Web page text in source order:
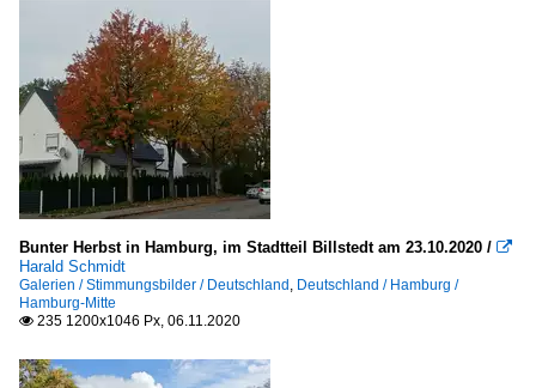
Bunter Herbst in Hamburg, im Stadtteil Billstedt am 23.10.2020 / 
Harald Schmidt
Galerien / Stimmungsbilder / Deutschland , Deutschland / Hamburg /
Hamburg-Mitte
 235 1200x1046 Px, 06.11.2020